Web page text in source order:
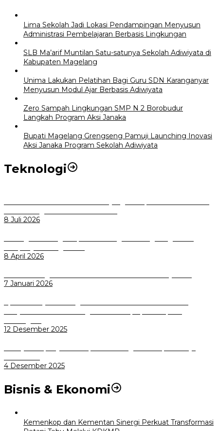
Lima Sekolah Jadi Lokasi Pendampingan Menyusun
Administrasi Pembelajaran Berbasis Lingkungan
SLB Ma’arif Muntilan Satu-satunya Sekolah Adiwiyata di
Kabupaten Magelang
Unima Lakukan Pelatihan Bagi Guru SDN Karanganyar
Menyusun Modul Ajar Berbasis Adiwiyata
Zero Sampah Lingkungan SMP N 2 Borobudur
Langkah Program Aksi Janaka
Bupati Magelang Grengseng Pamuji Launching Inovasi
Aksi Janaka Program Sekolah Adiwiyata
Teknologi
8 Juli 2026
8 April 2026
7 Januari 2026
12 Desember 2025
4 Desember 2025
Bisnis & Ekonomi
Kemenkop dan Kementan Sinergi Perkuat Transformasi